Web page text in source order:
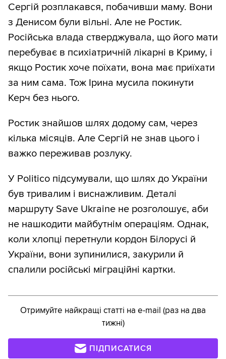
Сергій розплакався, побачивши маму. Вони
з Денисом були вільні. Але не Ростик.
Російська влада стверджувала, що його мати
перебуває в психіатричній лікарні в Криму, і
якщо Ростик хоче поїхати, вона має приїхати
за ним сама. Тож Ірина мусила покинути
Керч без нього.
Ростик знайшов шлях додому сам, через
кілька місяців. Але Сергій не знав цього і
важко переживав розлуку.
У Politico підсумували, що шлях до України
був тривалим і виснажливим. Деталі
маршруту Save Ukraine не розголошує, аби
не нашкодити майбутнім операціям. Однак,
коли хлопці перетнули кордон Білорусі й
України, вони зупинилися, закурили й
спалили російські міграційні картки.
Отримуйте найкращі статті на e-mail (раз на два
тижні)
ПІДПИСАТИСЯ